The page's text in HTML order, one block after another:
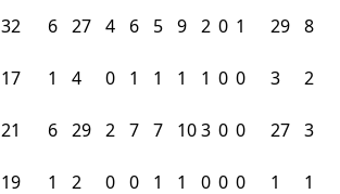
32 6 27 4 6 5 9 2 0 1 29 8
17 1 4 0 1 1 1 1 0 0 3
2
21 6 29 2 7 7 103 0 0 27 3
19 1 2 0 0 1 1 0 0 0 1
1